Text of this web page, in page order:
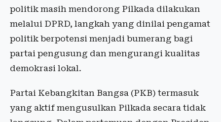
politik masih mendorong Pilkada dilakukan
melalui DPRD, langkah yang dinilai pengamat
politik berpotensi menjadi bumerang bagi
partai pengusung dan mengurangi kualitas
demokrasi lokal.
Partai Kebangkitan Bangsa (PKB) termasuk
yang aktif mengusulkan Pilkada secara tidak